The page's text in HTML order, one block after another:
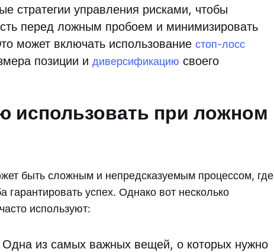
стратегии управления рисками, чтобы
перед ложным пробоем и минимизировать
может включать использование стоп-лосс
позиции и диверсификацию своего
использовать при ложном
быть сложным и непредсказуемым процессом, где
гарантировать успех. Однако вот несколько
используют:
Одна из самых важных вещей, о которых нужно